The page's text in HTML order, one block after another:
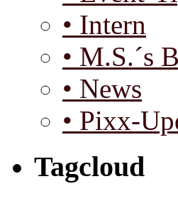
• Intern
• M.S.´s
• News
• Pixx-
Tagcloud